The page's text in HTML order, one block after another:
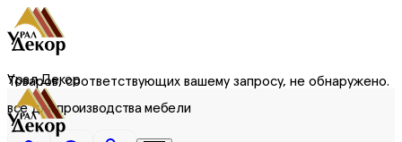
Урал Декор
все для производства мебели
Товаров, соответствующих вашему запросу, не обнаружено.